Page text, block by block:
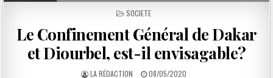
POSTED
SOCIETE
Le Confinement Général de Dakar
et Diourbel, est-il envisagable?
LA RÉDACTION 08/05/2020